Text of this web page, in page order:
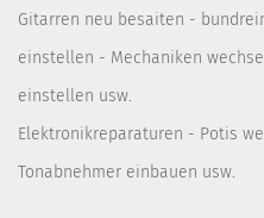
Gitarren neu besaiten -
einstellen - Mechaniken
einstellen usw.
Elektronikreparaturen - Potis
Tonabnehmer einbauen usw.